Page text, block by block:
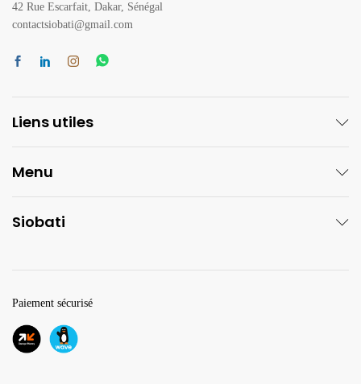
42 Rue Escarfait, Dakar, Sénégal
contactsiobati@gmail.com
Liens utiles
Menu
Siobati
Paiement sécurisé